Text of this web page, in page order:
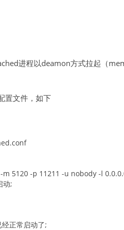
进程以deamon方式拉起（
置文件，如下
.conf
-m 5120 -p 11211 -u nobody -l
动;
正常启动了;